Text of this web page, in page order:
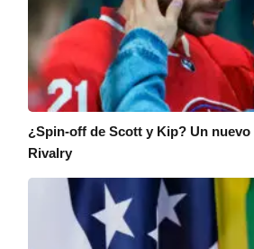
¿Spin-off de Scott y Kip? Un
Rivalry